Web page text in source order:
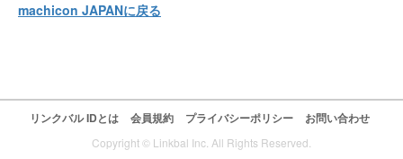
machicon JAPANに戻る
リンクバル IDとは 会員規約 プライバシーポリシー お問い合わせ
Copyright © Linkbal Inc. All Rights Reserved.